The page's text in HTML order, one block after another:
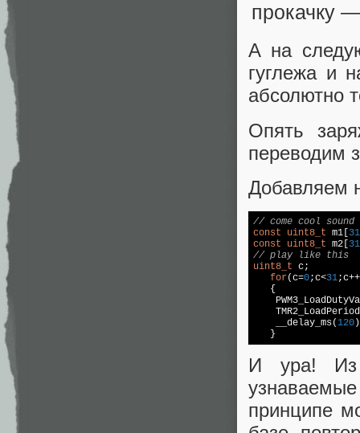
А на
гуглежа и
абсолютно
Опять
переводим
Добавляем
// come cool sound
const
uint8_t m1[ 31
const
uint8_t m2[ 31
// play like this
uint8_t c;
for(c=0;c<31
   {
    __delay_ms(
120
И ура! Из
принципе